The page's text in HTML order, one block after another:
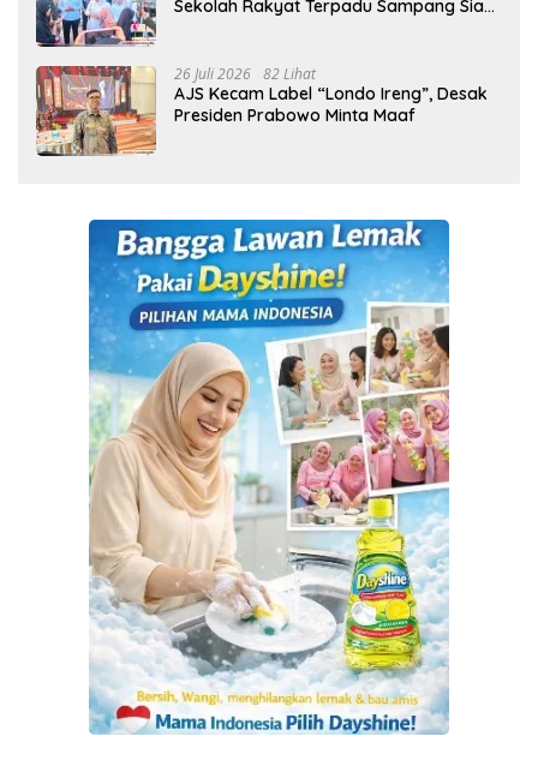
Sekolah Rakyat Terpadu Sampang Siap
26 Juli 2026 82 Lihat
AJS Kecam Label “Londo Ireng”, Desak
Presiden Prabowo Minta Maaf